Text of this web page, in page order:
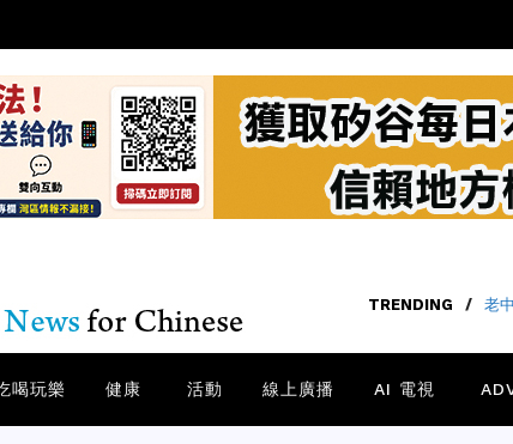
TRENDING / 老
喝玩樂 健康 活動 線上廣播 AI 電視